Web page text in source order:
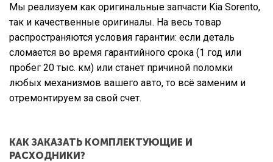
Мы реализуем как оригинальные запчасти Kia Sorento,
так и качественные оригиналы. На весь товар
распространяются условия гарантии: если деталь
сломается во время гарантийного срока (1 год или
пробег 20 тыс. км) или станет причиной поломки
любых механизмов вашего авто, то всё заменим и
отремонтируем за свой счет.
КАК ЗАКАЗАТЬ КОМПЛЕКТУЮЩИЕ И
РАСХОДНИКИ?